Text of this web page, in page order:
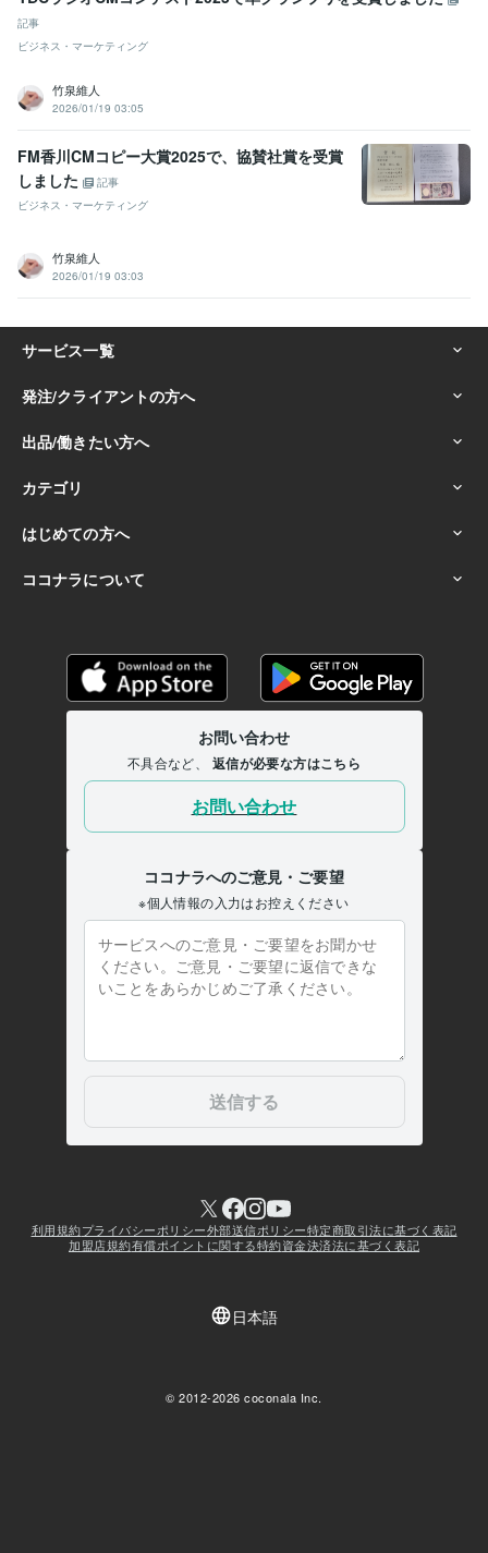
記事
ビジネス・マーケティング
竹泉維人
2026/01/19 03:05
FM香川CMコピー大賞2025で、協賛社賞を受賞
しました
記事
ビジネス・マーケティング
竹泉維人
2026/01/19 03:03